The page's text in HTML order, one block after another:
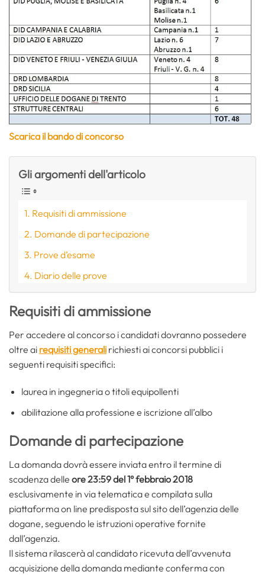
Scarica il bando di concorso
Gli argomenti dell'articolo
Requisiti di ammissione
Domande di partecipazione
Prove d’esame
Diario delle prove
Requisiti di ammissione
Per accedere al concorso i candidati dovranno possedere
oltre ai requisiti generali richiesti ai concorsi pubblici i
seguenti requisiti specifici:
laurea in ingegneria o titoli equipollenti
abilitazione alla professione e iscrizione all’albo
Domande di partecipazione
La domanda dovrà essere inviata entro il termine di
scadenza delle ore 23:59 del 1° febbraio 2018
esclusivamente in via telematica e compilata sulla
piattaforma on line predisposta sul sito dell’agenzia delle
dogane, seguendo le istruzioni operative fornite
dall’agenzia.
Il sistema rilascerà al candidato ricevuta dell’avvenuta
acquisizione della domanda mediante conferma con